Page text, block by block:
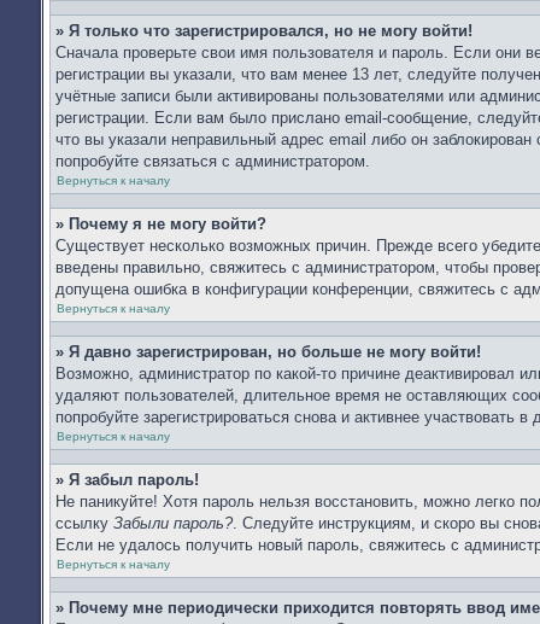
» Я только что зарегистрировался, но не могу войти!
Сначала проверьте свои имя пользователя и пароль. Если они
регистрации вы указали, что вам менее 13 лет, следуйте
учётные записи были активированы пользователями или
регистрации. Если вам было прислано email-сообщение,
что вы указали неправильный адрес email либо он
попробуйте связаться с администратором.
Вернуться к началу
» Почему я не могу войти?
Существует несколько возможных причин. Прежде всего
введены правильно, свяжитесь с администратором, чтобы
допущена ошибка в конфигурации конференции, свяжитесь с
Вернуться к началу
» Я давно зарегистрирован, но больше не могу войти!
Возможно, администратор по какой-то причине деактивировал
удаляют пользователей, длительное время не оставляющих
попробуйте зарегистрироваться снова и активнее участвовать в
Вернуться к началу
» Я забыл пароль!
Не паникуйте! Хотя пароль нельзя восстановить, можно легко
ссылку Забыли пароль?. Следуйте инструкциям, и скоро вы
Если не удалось получить новый пароль, свяжитесь с
Вернуться к началу
» Почему мне периодически приходится повторять ввод